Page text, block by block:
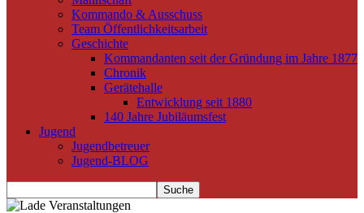
Kommando & Ausschuss
Team Öffentlichkeitsarbeit
Geschichte
Kommandanten seit der Gründung im Jahre 1877
Chronik
Gerätehalle
Entwicklung seit 1880
140 Jahre Jubiläumsfest
Jugend
Jugendbetreuer
Jugend-BLOG